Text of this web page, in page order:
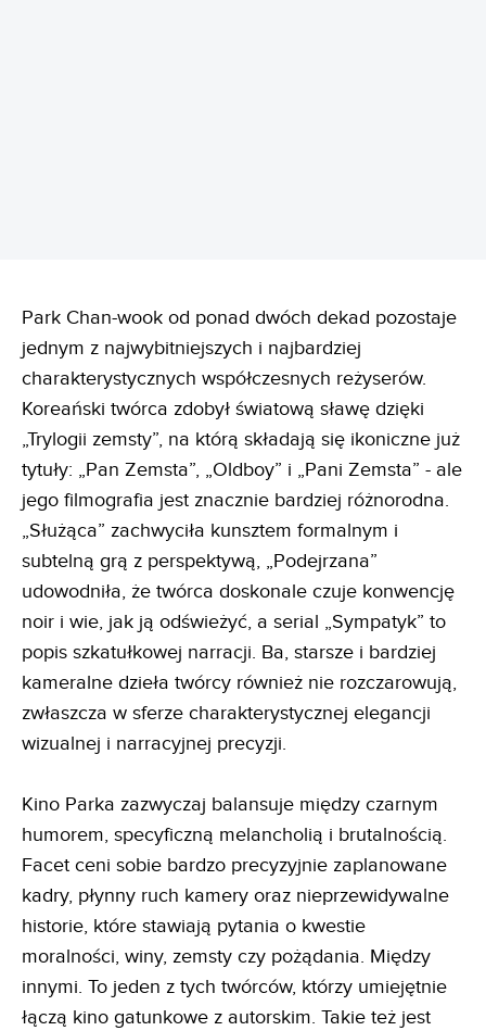
Park Chan-wook od ponad dwóch dekad pozostaje
jednym z najwybitniejszych i najbardziej
charakterystycznych współczesnych reżyserów.
Koreański twórca zdobył światową sławę dzięki
„Trylogii zemsty”, na którą składają się ikoniczne już
tytuły: „Pan Zemsta”, „Oldboy” i „Pani Zemsta” - ale
jego filmografia jest znacznie bardziej różnorodna.
„Służąca” zachwyciła kunsztem formalnym i
subtelną grą z perspektywą, „Podejrzana”
udowodniła, że twórca doskonale czuje konwencję
noir i wie, jak ją odświeżyć, a serial „Sympatyk” to
popis szkatułkowej narracji. Ba, starsze i bardziej
kameralne dzieła twórcy również nie rozczarowują,
zwłaszcza w sferze charakterystycznej elegancji
wizualnej i narracyjnej precyzji.
Kino Parka zazwyczaj balansuje między czarnym
humorem, specyficzną melancholią i brutalnością.
Facet ceni sobie bardzo precyzyjnie zaplanowane
kadry, płynny ruch kamery oraz nieprzewidywalne
historie, które stawiają pytania o kwestie
moralności, winy, zemsty czy pożądania. Między
innymi. To jeden z tych twórców, którzy umiejętnie
łączą kino gatunkowe z autorskim. Takie też jest